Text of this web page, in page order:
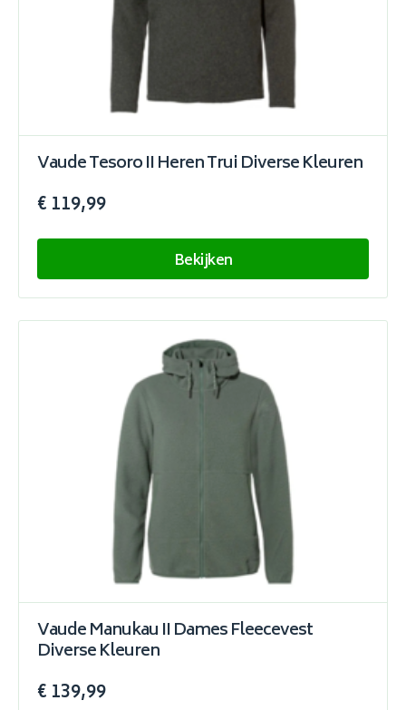
Vaude Tesoro II Heren Trui Diverse Kleuren
€ 119,99
Bekijken
Vaude Manukau II Dames Fleecevest
Diverse Kleuren
€ 139,99